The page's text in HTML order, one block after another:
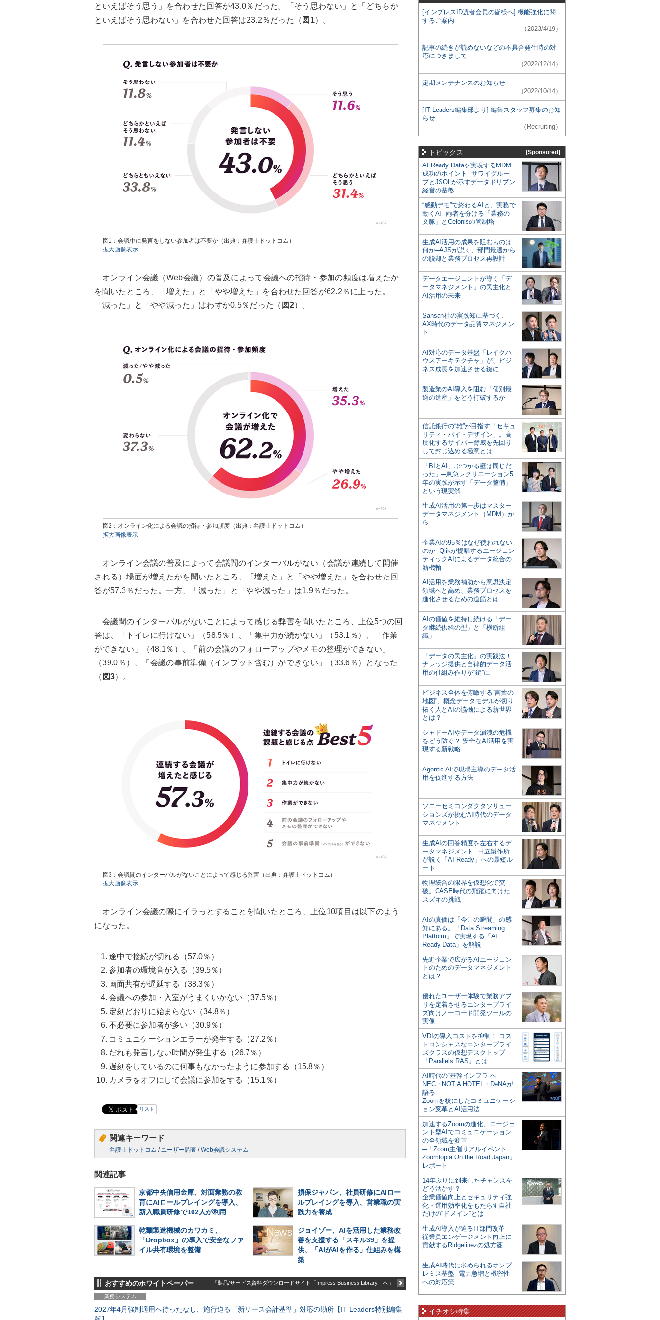
といえばそう思う」を合わせた回答が43.0％だった。「そう思わない」と「どちらか
といえばそう思わない」を合わせた回答は23.2％だった（ 図1）。
図1：会議中に発言をしない参加者は不要か（出典：弁護士ドットコム）
拡大画像表示
オンライン会議（Web会議）の普及によって会議への招待・参加の頻度は増えたか
を聞いたところ、「増えた」と「やや増えた」を合わせた回答が62.2％に上った。
「減った」と「やや減った」はわずか0.5％だった（ 図2）。
図2：オンライン化による会議の招待・参加頻度（出典：弁護士ドットコム）
拡大画像表示
オンライン会議の普及によって会議間のインターバルがない（会議が連続して開催
される）場面が増えたかを聞いたところ、「増えた」と「やや増えた」を合わせた回
答が57.3％だった。一方、「減った」と「やや減った」は1.9％だった。
会議間のインターバルがないことによって感じる弊害を聞いたところ、上位5つの回
答は、「トイレに行けない」（58.5％）、「集中力が続かない」（53.1％）、「作業
ができない」（48.1％）、「前の会議のフォローアップやメモの整理ができない」
（39.0％）、「会議の事前準備（インプット含む）ができない」（33.6％）となった
（ 図3）。
図3：会議間のインターバルがないことによって感じる弊害（出典：弁護士ドットコム）
拡大画像表示
オンライン会議の際にイラっとすることを聞いたところ、上位10項目は以下のよう
になった。
途中で接続が切れる（57.0％）
参加者の環境音が入る（39.5％）
画面共有が遅延する（38.3％）
会議への参加・入室がうまくいかない（37.5％）
定刻どおりに始まらない（34.8％）
不必要に参加者が多い（30.9％）
コミュニケーションエラーが発生する（27.2％）
だれも発言しない時間が発生する（26.7％）
遅刻をしているのに何事もなかったように参加する（15.8％）
カメラをオフにして会議に参加をする（15.1％）
リスト
関連キーワード
弁護士ドットコム /ユーザー調査 /Web会議システム
関連記事
京都中央信用金庫、対面業務の教
育にAIロールプレイングを導入、
新入職員研修で162人が利用
損保ジャパン、社員研修にAIロー
ルプレイングを導入、営業職の実
践力を養成
乾麺製造機械のカワカミ、
「Dropbox」の導入で安全なファ
イル共有環境を整備
ジョイゾー、AIを活用した業務改
善を支援する「スキル39」を提
供、「AIがAIを作る」仕組みを構
築
おすすめのホワイトペーパー 「製品/サービス資料ダウンロードサイト「Impress Business Library」へ」
業務システム
2027年4月強制適用へ待ったなし、施行迫る「新リース会計基準」対応の勘所【IT Leaders特別編集
[インプレスID読者会員の皆様へ] 機能強化に関
するご案内
（2023/4/19）
記事の続きが読めないなどの不具合発生時の対
応につきまして
（2022/12/14）
定期メンテナンスのお知らせ
（2022/10/14）
[IT Leaders編集部より] 編集スタッフ募集のお知
らせ
（Recruiting）
トピックス [Sponsored]
AI Ready Dataを実現するMDM
成功のポイント─サワイグルー
プとJSOLが示すデータドリブン
経営の基盤
“感動デモ”で終わるAIと、実務で
動くAI─両者を分ける「業務の
文脈」とCelonisの管制塔
生成AI活用の成果を阻むものは
何か─AJSが説く、部門最適から
の脱却と業務プロセス再設計
データエージェントが導く「デ
ータマネジメント」の民主化と
AI活用の未来
Sansan社の実践知に基づく、
AX時代のデータ品質マネジメン
ト
AI対応のデータ基盤「レイクハ
ウスアーキテクチャ」が、ビジ
ネス成長を加速させる鍵に
製造業のAI導入を阻む「個別最
適の遺産」をどう打破するか
信託銀行の“雄”が目指す「セキュ
リティ・バイ・デザイン」。高
度化するサイバー脅威を先回り
して封じ込める極意とは
「BIとAI、ぶつかる壁は同じだ
った」─東急レクリエーション5
年の実践が示す「データ整備」
という現実解
生成AI活用の第一歩はマスター
データマネジメント（MDM）か
ら
企業AIの95％はなぜ使われない
のか─Qlikが提唱するエージェン
ティックAIによるデータ統合の
新機軸
AI活用を業務補助から意思決定
領域へと高め、業務プロセスを
進化させるための道筋とは
AIの価値を維持し続ける「デー
タ継続供給の型」と「横断組
織」
「データの民主化」の実践法！
ナレッジ提供と自律的データ活
用の仕組み作りが“鍵”に
ビジネス全体を俯瞰する“言葉の
地図”、概念データモデルが切り
拓く人とAIの協働による新世界
とは？
シャドーAIやデータ漏洩の危機
をどう防ぐ？ 安全なAI活用を実
現する新戦略
Agentic AIで現場主導のデータ活
用を促進する方法
ソニーセミコンダクタソリュー
ションズが挑むAI時代のデータ
マネジメント
生成AIの回答精度を左右するデ
ータマネジメント─日立製作所
が説く「AI Ready」への最短ル
ート
物理統合の限界を仮想化で突
破。CASE時代の飛躍に向けた
スズキの挑戦
AIの真価は「今この瞬間」の感
知にある。「Data Streaming
Platform」で実現する「AI
Ready Data」を解説
先進企業で広がるAIエージェン
トのためのデータマネジメント
とは？
優れたユーザー体験で業務アプ
リを定着させるエンタープライ
ズ向けノーコード開発ツールの
実像
VDIの導入コストを抑制！ コス
トコンシャスなエンタープライ
ズクラスの仮想デスクトップ
「Parallels RAS」とは
AI時代の“基幹インフラ”へ──
NEC・NOT A HOTEL・DeNAが
語る
Zoomを核にしたコミュニケーシ
ョン変革とAI活用法
加速するZoomの進化、エージェ
ント型AIでコミュニケーション
の全領域を変革
─「Zoom主催リアルイベント
Zoomtopia On the Road Japan」
レポート
14年ぶりに到来したチャンスを
どう活かす？
企業価値向上とセキュリティ強
化・運用効率化をもたらす自社
だけの“ドメイン”とは
生成AI導入が迫るIT部門改革―
従業員エンゲージメント向上に
貢献するRidgelinezの処方箋
生成AI時代に求められるオンプ
レミス基盤─電力急増と機密性
への対応策
イチオシ特集